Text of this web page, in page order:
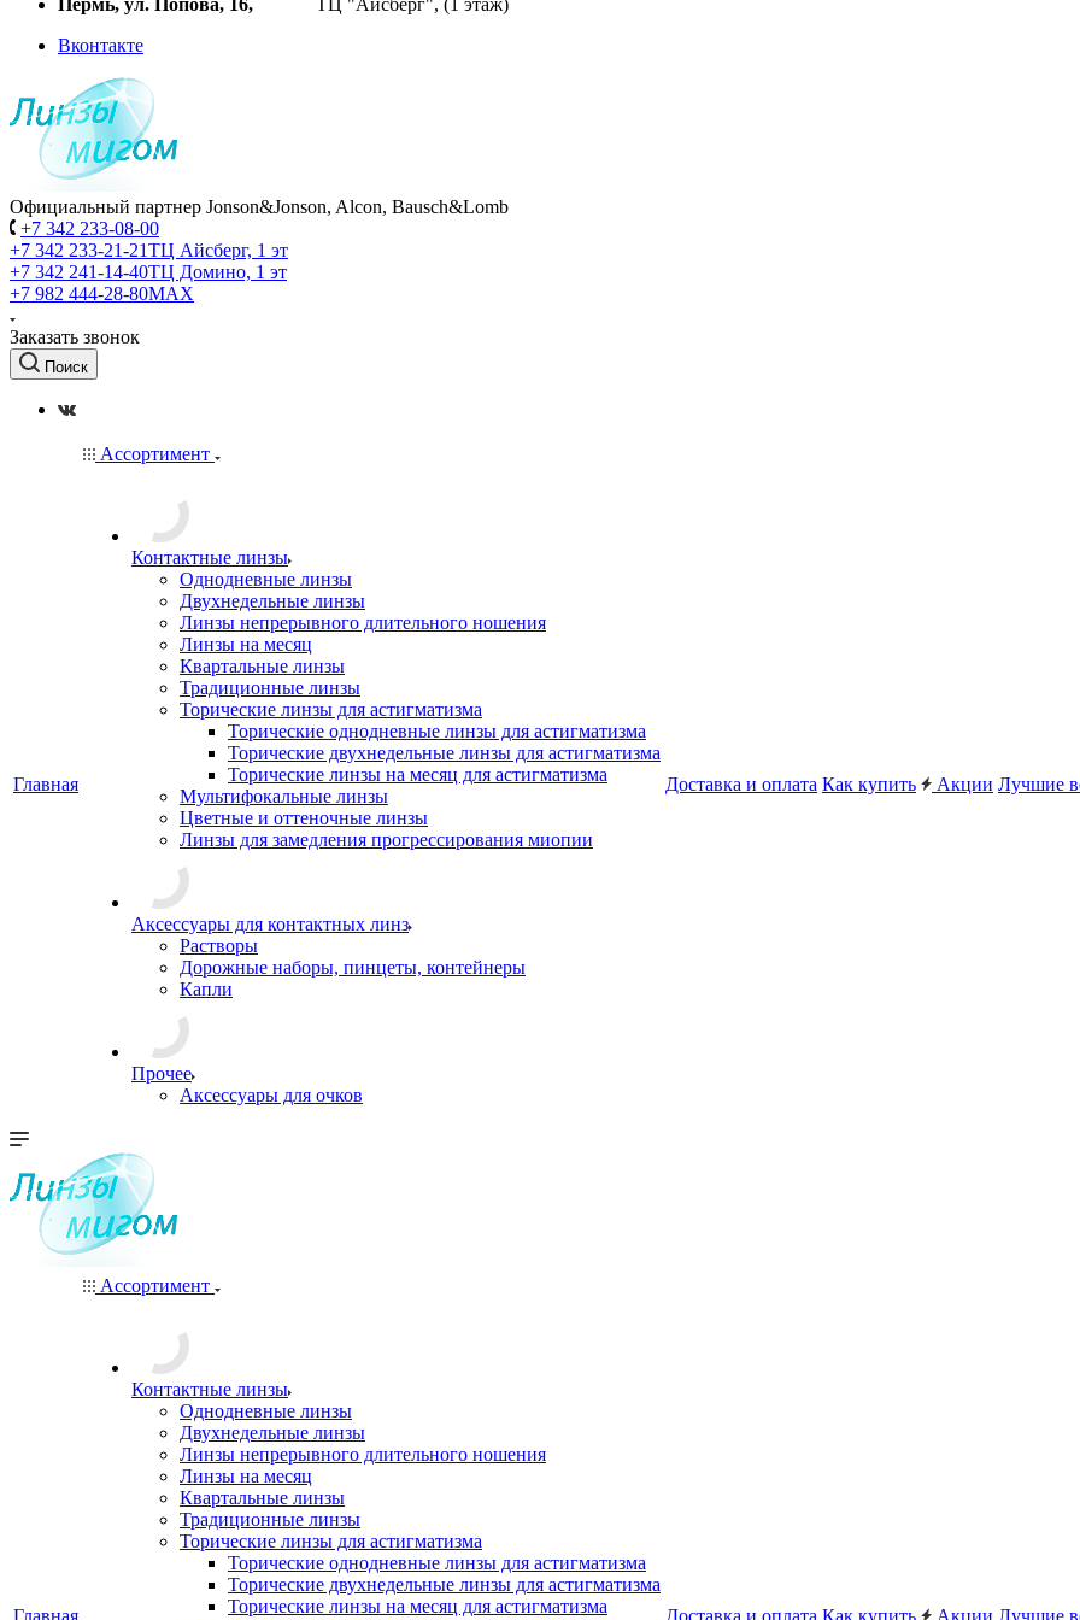
Пермь, ул. Попова, 16, ТЦ "Айсберг", (1 этаж)
Вконтакте
Официальный партнер Jonson&Jonson, Alcon, Bausch&Lomb
+7 342 233-08-00
+7 342 233-21-21ТЦ Айсберг, 1 эт
+7 342 241-14-40ТЦ Домино, 1 эт
+7 982 444-28-80MAX
Заказать звонок
Поиск
Главная
Ассортимент
Контактные линзы
Однодневные линзы
Двухнедельные линзы
Линзы непрерывного длительного ношения
Линзы на месяц
Квартальные линзы
Традиционные линзы
Торические линзы для астигматизма
Торические однодневные линзы для астигматизма
Торические двухнедельные линзы для астигматизма
Торические линзы на месяц для астигматизма
Мультифокальные линзы
Цветные и оттеночные линзы
Линзы для замедления прогрессирования миопии
Аксессуары для контактных линз
Растворы
Дорожные наборы, пинцеты, контейнеры
Капли
Прочее
Аксессуары для очков
Доставка и оплата Как купить Акции Лучшие
Главная
Ассортимент
Контактные линзы
Однодневные линзы
Двухнедельные линзы
Линзы непрерывного длительного ношения
Линзы на месяц
Квартальные линзы
Традиционные линзы
Торические линзы для астигматизма
Торические однодневные линзы для астигматизма
Торические двухнедельные линзы для астигматизма
Торические линзы на месяц для астигматизма
Доставка и оплата Как купить Акции Лучшие